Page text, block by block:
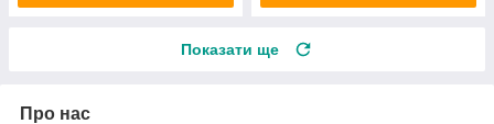
Показати ще
Про нас